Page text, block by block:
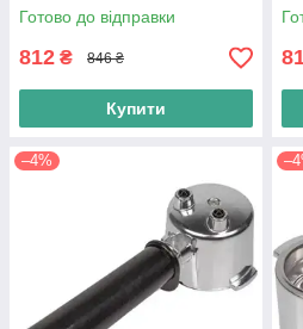
Готово до відправки
812 ₴ 846 ₴
Купити
–4%